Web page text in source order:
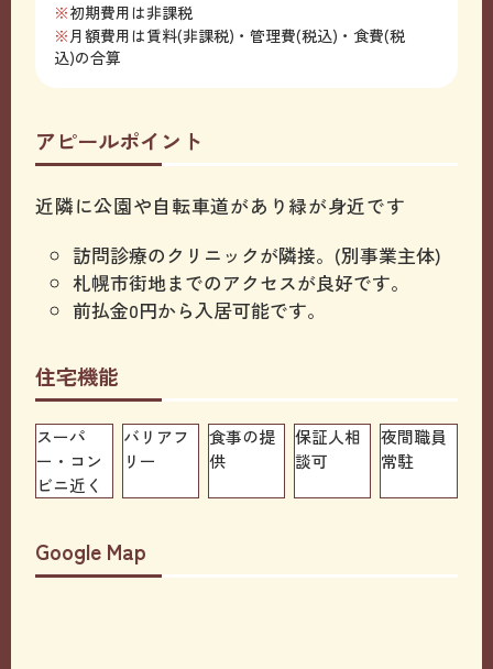
初期費用は非課税
月額費用は賃料(非課税)・管理費(税込)・食費(税
込)の合算
アピールポイント
近隣に公園や自転車道があり緑が身近です
訪問診療のクリニックが隣接。(別事業主体)
札幌市街地までのアクセスが良好です。
前払金0円から入居可能です。
住宅機能
スーパ
ー・コン
ビニ近く
バリアフ
リー
食事の提
供
保証人相
談可
夜間職員
常駐
Google Map